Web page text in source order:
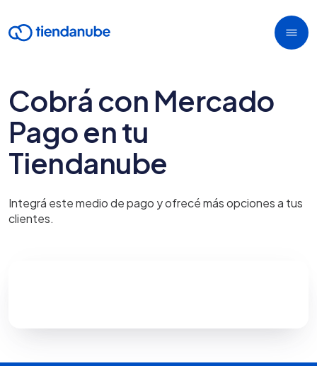
Cobrá con Mercado
Pago en tu
Tiendanube
Integrá este medio de pago y ofrecé más opciones a tus
clientes.